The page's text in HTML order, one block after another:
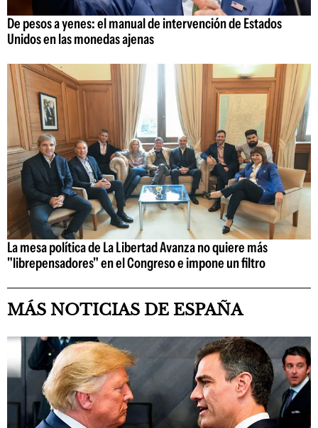
De pesos a yenes: el manual de intervención de Estados
Unidos en las monedas ajenas
La mesa política de La Libertad Avanza no quiere más
"librepensadores" en el Congreso e impone un filtro
MÁS NOTICIAS DE ESPAÑA